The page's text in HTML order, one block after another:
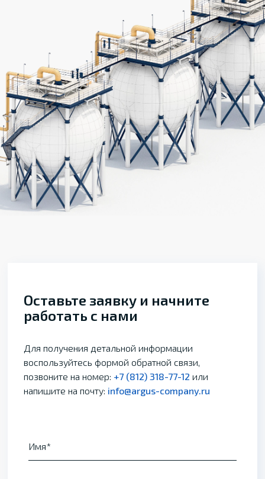
Оставьте заявку и начните
работать с нами
Для получения детальной информации
воспользуйтесь формой обратной связи,
позвоните на номер: +7 (812) 318-77-12 или
напишите на почту: info@argus-company.ru
Имя